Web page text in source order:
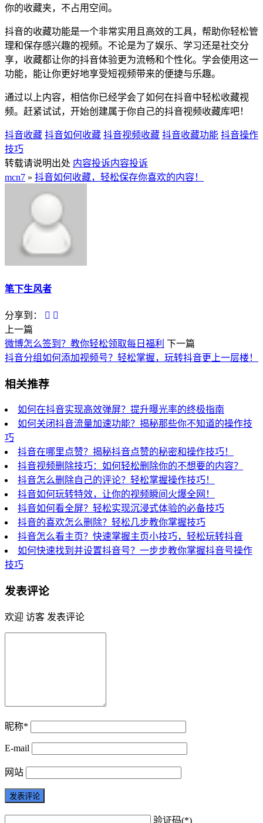
你的收藏夹，不占用空间。
抖音的收藏功能是一个非常实用且高效的工具，帮助你轻松管
理和保存感兴趣的视频。不论是为了娱乐、学习还是社交分
享，收藏都让你的抖音体验更为流畅和个性化。学会使用这一
功能，能让你更好地享受短视频带来的便捷与乐趣。
通过以上内容，相信你已经学会了如何在抖音中轻松收藏视
频。赶紧试试，开始创建属于你自己的抖音视频收藏库吧！
抖音收藏 抖音如何收藏 抖音视频收藏 抖音收藏功能 抖音操作
技巧
转载请说明出处 内容投诉内容投诉
mcn7 » 抖音如何收藏，轻松保存你喜欢的内容！
笔下生风者
分享到：
上一篇
微博怎么签到？教你轻松领取每日福利 下一篇
抖音分组如何添加视频号？轻松掌握，玩转抖音更上一层楼！
相关推荐
如何在抖音实现高效弹屏？提升曝光率的终极指南
如何关闭抖音流量加速功能？揭秘那些你不知道的操作技
巧
抖音在哪里点赞？揭秘抖音点赞的秘密和操作技巧！
抖音视频删除技巧：如何轻松删除你的不想要的内容？
抖音怎么删除自己的评论？轻松掌握操作技巧！
抖音如何玩转特效，让你的视频瞬间火爆全网！
抖音如何看全屏？轻松实现沉浸式体验的必备技巧
抖音的喜欢怎么删除？轻松几步教你掌握技巧
抖音怎么看主页？快速掌握主页小技巧，轻松玩转抖音
如何快速找到并设置抖音号？一步步教你掌握抖音号操作
技巧
发表评论
欢迎 访客 发表评论
昵称*
E-mail
网站
验证码(*)